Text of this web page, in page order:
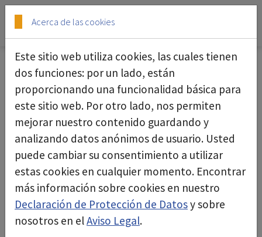
Skip to main content
Skip to page footer
13.06.2025
Acerca de las cookies
Este sitio web utiliza cookies, las cuales tienen
dos funciones: por un lado, están
proporcionando una funcionalidad básica para
este sitio web. Por otro lado, nos permiten
mejorar nuestro contenido guardando y
analizando datos anónimos de usuario. Usted
puede cambiar su consentimiento a utilizar
estas cookies en cualquier momento. Encontrar
más información sobre cookies en nuestro
Declaración de Protección de Datosy sobre
nosotros en elAviso Legal.